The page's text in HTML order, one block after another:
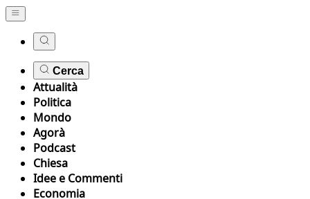
Cerca
Attualità
Politica
Mondo
Agorà
Podcast
Chiesa
Idee e Commenti
Economia